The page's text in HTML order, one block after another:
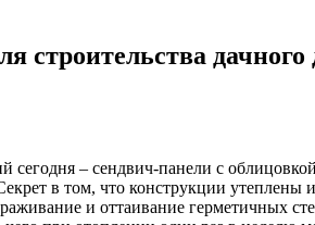
строительства дачного
сегодня – сендвич-панели с
в том, что конструкции утеплены
и оттаивание герметичных